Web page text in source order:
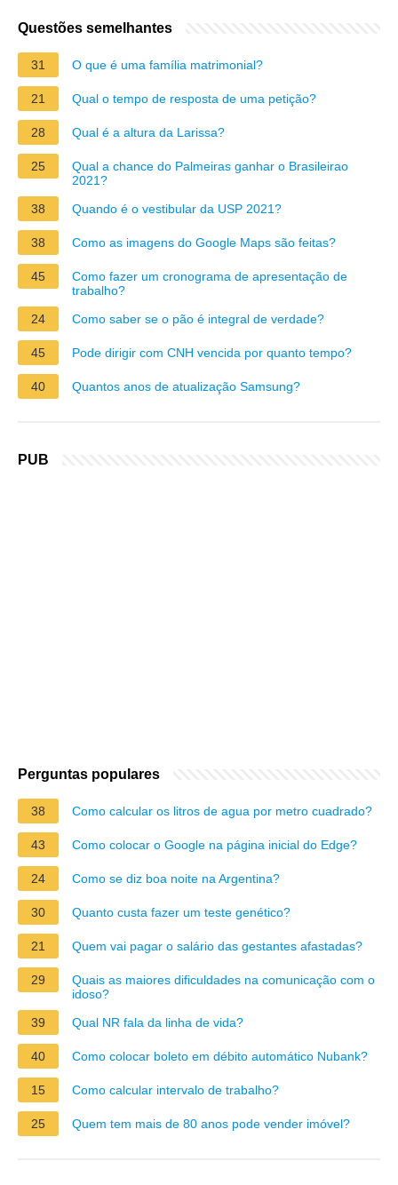
Questões semelhantes
31 O que é uma família matrimonial?
21 Qual o tempo de resposta de uma petição?
28 Qual é a altura da Larissa?
25
Qual a chance do Palmeiras ganhar o Brasileirao
2021?
38
Quando é o vestibular da USP 2021?
38 Como as imagens do Google Maps são feitas?
45
Como fazer um cronograma de apresentação de
trabalho?
24
Como saber se o pão é integral de verdade?
45 Pode dirigir com CNH vencida por quanto tempo?
40 Quantos anos de atualização Samsung?
PUB
Perguntas populares
38 Como calcular os litros de agua por metro cuadrado?
43 Como colocar o Google na página inicial do Edge?
24 Como se diz boa noite na Argentina?
30 Quanto custa fazer um teste genético?
21 Quem vai pagar o salário das gestantes afastadas?
29
Quais as maiores dificuldades na comunicação com o
idoso?
39
Qual NR fala da linha de vida?
40 Como colocar boleto em débito automático Nubank?
15 Como calcular intervalo de trabalho?
25 Quem tem mais de 80 anos pode vender imóvel?